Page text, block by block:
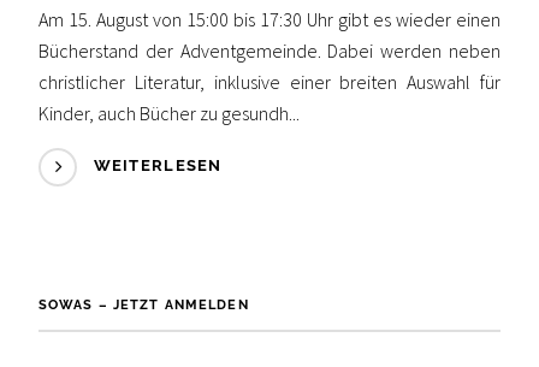
Am 15. August von 15:00 bis 17:30 Uhr gibt es wieder einen
Bücherstand der Adventgemeinde. Dabei werden neben
christlicher Literatur, inklusive einer breiten Auswahl für
Kinder, auch Bücher zu gesundh...
WEITERLESEN
SOWAS – JETZT ANMELDEN